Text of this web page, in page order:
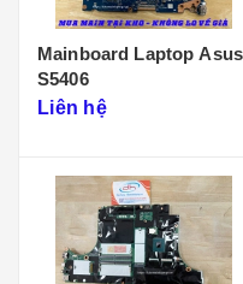
Mainboard Laptop Asus
S5406
Liên hệ